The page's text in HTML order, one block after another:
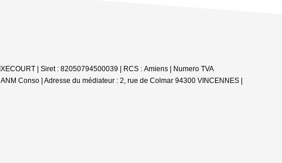
| Siret : 82050794500039 | RCS : Amiens | Numero TVA
Conso | Adresse du médiateur : 2, rue de Colmar 94300 VINCENNES |